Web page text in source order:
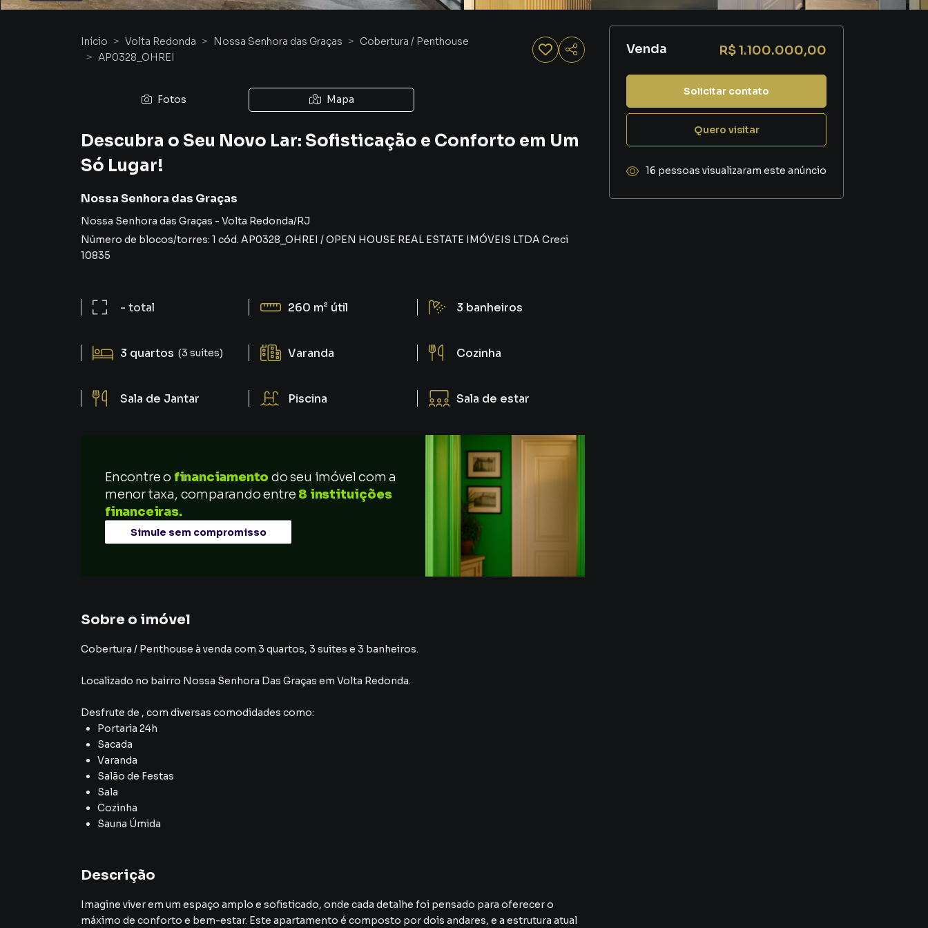
Início Volta Redonda Nossa Senhora das Graças
Cobertura / Penthouse
AP0328_OHREI
Fotos Mapa
Descubra o Seu Novo Lar: Sofisticação e Conforto em Um
Só Lugar!
Nossa Senhora das Graças
Nossa Senhora das Graças - Volta Redonda/RJ
Número de blocos/torres: 1 cód. AP0328_OHREI /OPEN HOUSE REAL ESTATE IMÓVEIS LTDA Creci
10835
- total 260 m² útil 3 banheiros
3 quartos (3 suítes) Varanda Cozinha
Sala de Jantar Piscina Sala de estar
Encontre o financiamento do seu imóvel com a
menor taxa, comparando entre 8 instituições
financeiras.
Simule sem compromisso
Sobre o imóvel
Cobertura / Penthouse à venda com 3 quartos, 3 suites e 3 banheiros.
Localizado no bairro Nossa Senhora Das Graças em Volta Redonda.
Desfrute de , com diversas comodidades como:
Portaria 24h
Sacada
Varanda
Salão de Festas
Sala
Cozinha
Sauna Úmida
Descrição
Imagine viver em um espaço amplo e sofisticado, onde cada detalhe foi pensado para oferecer o
máximo de conforto e bem-estar. Este apartamento é composto por dois andares, e a estrutura atual
Venda R$ 1.100.000,00
Solicitar contato
Quero visitar
16 pessoas visualizaram este anúncio